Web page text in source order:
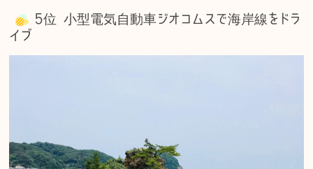
5位 小型電気自動車ジオコムスで海岸線をドラ
イブ